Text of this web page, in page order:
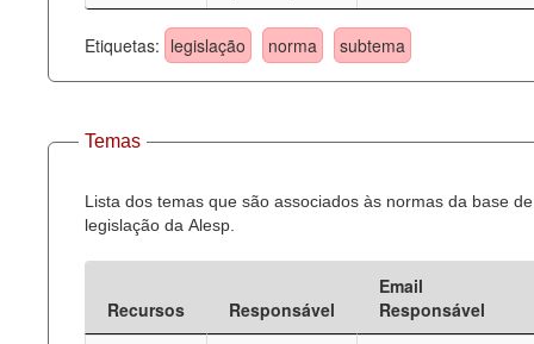
Etiquetas: legislação norma subtema
Temas
Lista dos temas que são associados às normas da base de
legislação da Alesp.
Recursos Responsável
Email
Responsável